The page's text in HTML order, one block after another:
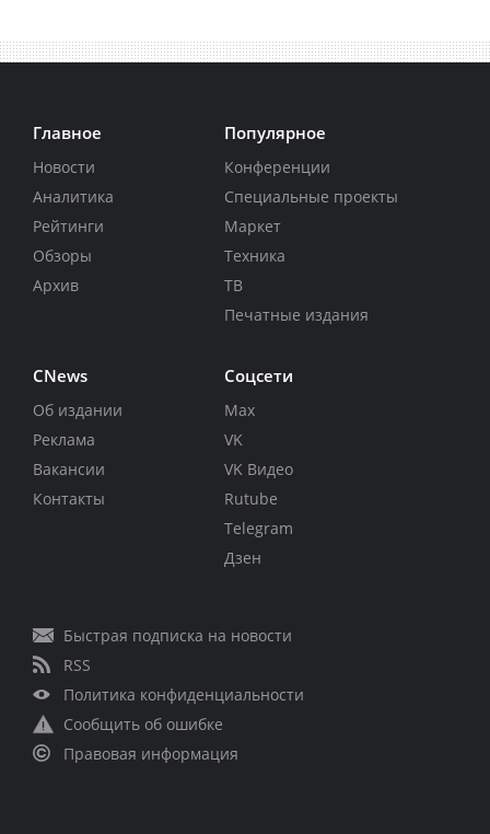
Главное
Новости
Аналитика
Рейтинги
Обзоры
Архив
Популярное
Конференции
Специальные проекты
Маркет
Техника
ТВ
Печатные издания
CNews
Об издании
Реклама
Вакансии
Контакты
Соцсети
Max
VK
VK Видео
Rutube
Telegram
Дзен
Быстрая подписка на новости
RSS
Политика конфиденциальности
Сообщить об ошибке
Правовая информация